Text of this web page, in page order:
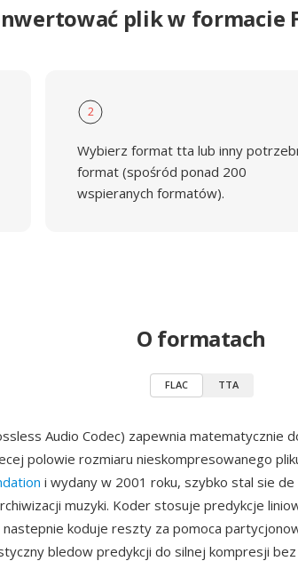
plik w formacie
2
Wybierz format tta lub inny
format (spośród ponad 200
wspieranych formatów).
O formatach
FLAC TTA
Audio Codec) zapewnia matematycznie
polowie rozmiaru nieskompresowanego
i wydany w 2001 roku, szybko stal sie
muzyki. Koder stosuje predykcje
nastepnie koduje reszty za pomoca
bledow predykcji do silnej kompresji bez